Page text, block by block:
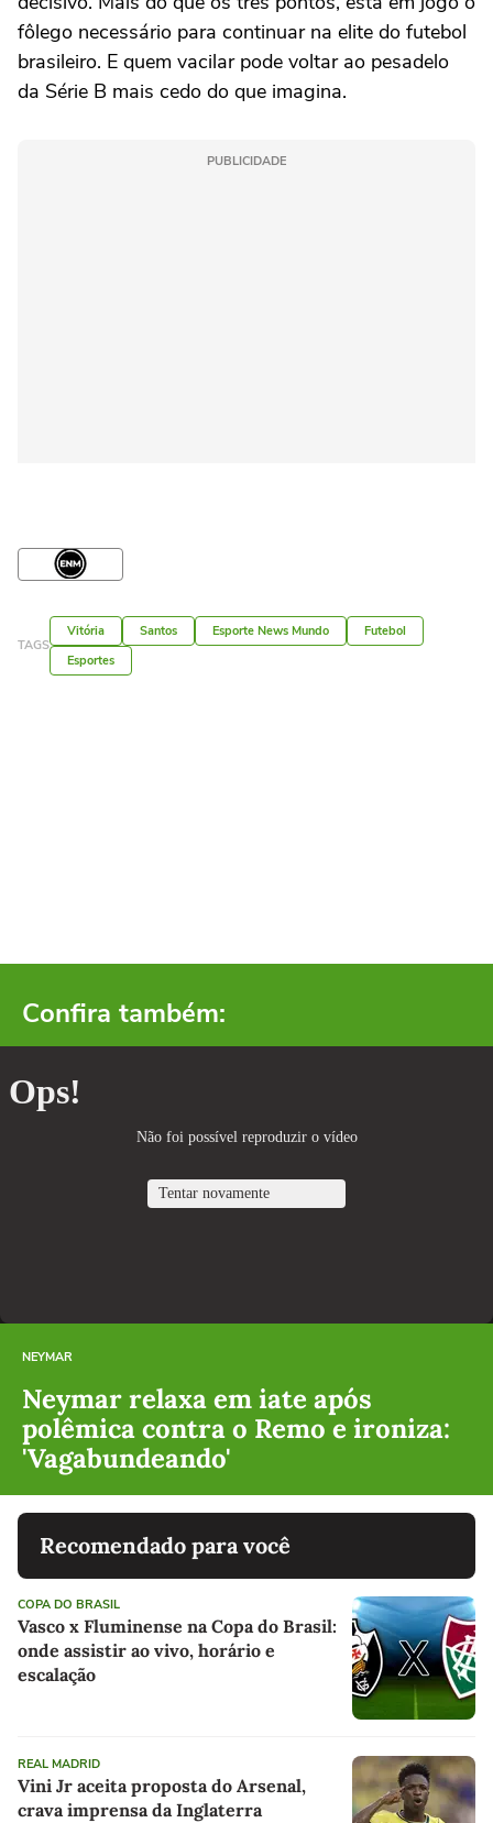
fôlego necessário para continuar na elite do futebol
brasileiro. E quem vacilar pode voltar ao pesadelo
da Série B mais cedo do que imagina.
PUBLICIDADE
TAGS
Vitória Santos Esporte News Mundo
Futebol
Esportes
Confira também:
NEYMAR
Neymar relaxa em iate após
polêmica contra o Remo e ironiza:
'Vagabundeando'
Recomendado para você
COPA DO BRASIL
Vasco x Fluminense na Copa do Brasil:
onde assistir ao vivo, horário e
escalação
REAL MADRID
Vini Jr aceita proposta do Arsenal,
crava imprensa da Inglaterra